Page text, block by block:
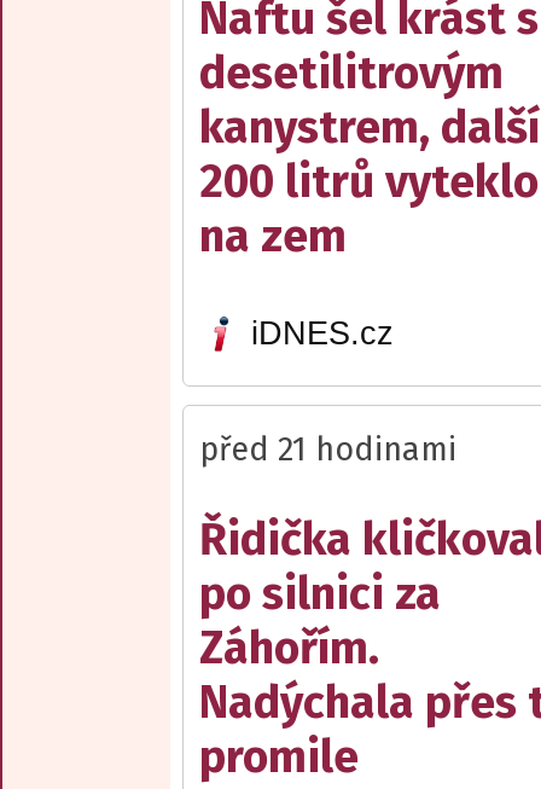
Naftu šel krást s
desetilitrovým
kanystrem,
200 litrů vyteklo
na zem
iDNES.cz
před 21 hodinami
Řidička
po silnici za
Záhořím.
Nadýchala přes
promile